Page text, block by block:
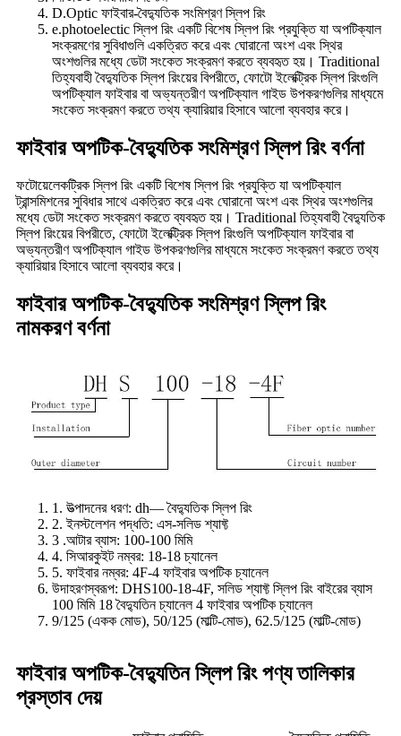
D.Optic ফাইবার-বৈদ্যুতিক সংমিশ্রণ স্লিপ রিং
e.photoelectic স্লিপ রিং একটি বিশেষ স্লিপ রিং প্রযুক্তি যা অপটিক্যাল
সংক্রমণের সুবিধাগুলি একত্রিত করে এবং ঘোরানো অংশ এবং স্থির
অংশগুলির মধ্যে ডেটা সংকেত সংক্রমণ করতে ব্যবহৃত হয়। Traditional
তিহ্যবাহী বৈদ্যুতিক স্লিপ রিংয়ের বিপরীতে, ফোটো ইলেক্ট্রিক স্লিপ রিংগুলি
অপটিক্যাল ফাইবার বা অভ্যন্তরীণ অপটিক্যাল গাইড উপকরণগুলির মাধ্যমে
সংকেত সংক্রমণ করতে তথ্য ক্যারিয়ার হিসাবে আলো ব্যবহার করে।
ফাইবার অপটিক-বৈদ্যুতিক সংমিশ্রণ স্লিপ রিং বর্ণনা
ফটোয়েলেকট্রিক স্লিপ রিং একটি বিশেষ স্লিপ রিং প্রযুক্তি যা অপটিক্যাল
ট্রান্সমিশনের সুবিধার সাথে একত্রিত করে এবং ঘোরানো অংশ এবং স্থির অংশগুলির
মধ্যে ডেটা সংকেত সংক্রমণ করতে ব্যবহৃত হয়। Traditional তিহ্যবাহী বৈদ্যুতিক
স্লিপ রিংয়ের বিপরীতে, ফোটো ইলেক্ট্রিক স্লিপ রিংগুলি অপটিক্যাল ফাইবার বা
অভ্যন্তরীণ অপটিক্যাল গাইড উপকরণগুলির মাধ্যমে সংকেত সংক্রমণ করতে তথ্য
ক্যারিয়ার হিসাবে আলো ব্যবহার করে।
ফাইবার অপটিক-বৈদ্যুতিক সংমিশ্রণ স্লিপ রিং
নামকরণ বর্ণনা
1. উত্পাদনের ধরণ: dh— বৈদ্যুতিক স্লিপ রিং
2. ইনস্টলেশন পদ্ধতি: এস-সলিড শ্যাফ্ট
3 .আটার ব্যাস: 100-100 মিমি
4. সিআরকুইট নম্বর: 18-18 চ্যানেল
5. ফাইবার নম্বর: 4F-4 ফাইবার অপটিক চ্যানেল
উদাহরণস্বরূপ: DHS100-18-4F, সলিড শ্যাফ্ট স্লিপ রিং বাইরের ব্যাস
100 মিমি 18 বৈদ্যুতিন চ্যানেল 4 ফাইবার অপটিক চ্যানেল
9/125 (একক মোড), 50/125 (মাল্টি-মোড), 62.5/125 (মাল্টি-মোড)
ফাইবার অপটিক-বৈদ্যুতিন স্লিপ রিং পণ্য তালিকার
প্রস্তাব দেয়